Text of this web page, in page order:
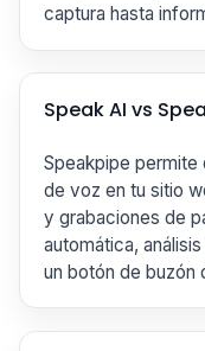
captura hasta
Speak AI vs
Speakpipe permite
de voz en tu sitio
y grabaciones de
automática,
un botón de buzón